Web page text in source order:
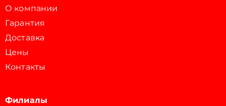
О компании
Гарантия
Доставка
Цены
Контакты
Филиалы